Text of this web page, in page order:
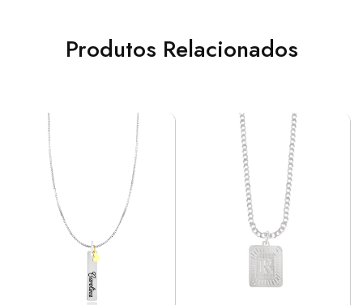
Produtos Relacionados